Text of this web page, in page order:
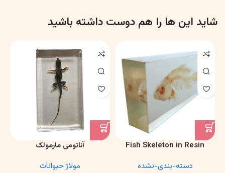
شاید این ها را هم دوست داشته باشید
Fish Skeleton in Resin
Anatomy Specimen
دسته-بندی-نشده
آناتومی مارمولک
مولاژ حیوانات